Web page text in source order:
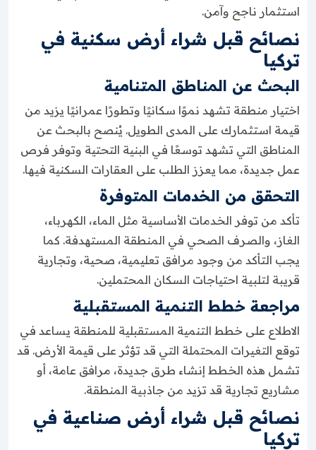
استثمار ناجح وآمن.
نصائح قبل شراء أرض سكنية في
تركيا
البحث عن المناطق المتنامية
اختيار منطقة تشهد نموًا سكانيًا وتطورًا عمرانيًا يزيد من
قيمة استثمارك على المدى الطويل. يُنصح بالبحث عن
المناطق التي تشهد توسعًا في البنية التحتية وتوفر فرص
عمل جديدة، مما يعزز الطلب على العقارات السكنية فيها.
التحقق من الخدمات المتوفرة
تأكد من توفر الخدمات الأساسية مثل الماء، الكهرباء،
الغاز، والصرف الصحي في المنطقة المستهدفة. كما
يجب التأكد من وجود مرافق تعليمية، صحية، وتجارية
قريبة لتلبية احتياجات السكان المحتملين.
مراجعة خطط التنمية المستقبلية
الاطلاع على خطط التنمية المستقبلية للمنطقة يساعد في
توقع التغيرات المحتملة التي قد تؤثر على قيمة الأرض. قد
تشمل هذه الخطط إنشاء طرق جديدة، مرافق عامة، أو
مشاريع تجارية قد تزيد من جاذبية المنطقة.
نصائح قبل شراء أرض صناعية في
تركيا